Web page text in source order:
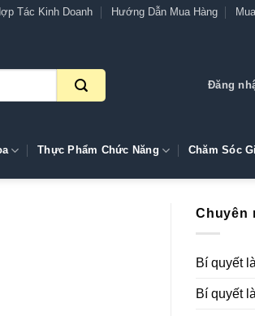
Tác Kinh Doanh Hướng Dẫn Mua Hàng
Đăng
Thực Phẩm Chức Năng Chăm Sóc
Chuyên
Bí quyết
Bí quyết